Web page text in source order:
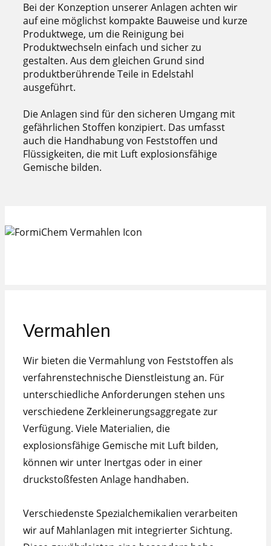
Bei der Konzeption unserer Anlagen achten wir
auf eine möglichst kompakte Bauweise und kurze
Produktwege, um die Reinigung bei
Produktwechseln einfach und sicher zu
gestalten. Aus dem gleichen Grund sind
produktberührende Teile in Edelstahl
ausgeführt.
Die Anlagen sind für den sicheren Umgang mit
gefährlichen Stoffen konzipiert. Das umfasst
auch die Handhabung von Feststoffen und
Flüssigkeiten, die mit Luft explosionsfähige
Gemische bilden.
Vermahlen
Wir bieten die Vermahlung von Feststoffen als
verfahrenstechnische Dienstleistung an. Für
unterschiedliche Anforderungen stehen uns
verschiedene Zerkleinerungsaggregate zur
Verfügung. Viele Materialien, die
explosionsfähige Gemische mit Luft bilden,
können wir unter Inertgas oder in einer
druckstoßfesten Anlage handhaben.
Verschiedenste Spezialchemikalien verarbeiten
wir auf Mahlanlagen mit integrierter Sichtung.